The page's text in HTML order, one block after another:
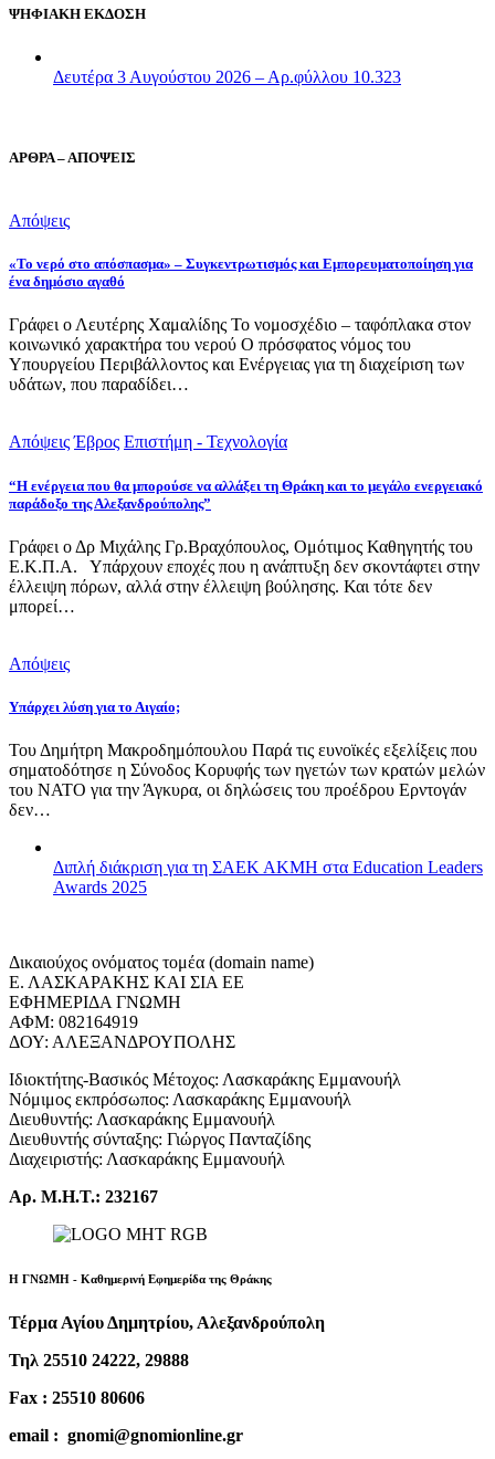
ΨΗΦΙΑΚΗ ΕΚΔΟΣΗ
Δευτέρα 3 Αυγούστου 2026 – Αρ.φύλλου 10.323
ΑΡΘΡΑ – ΑΠΟΨΕΙΣ
Απόψεις
«Το νερό στο απόσπασμα» – Συγκεντρωτισμός και Εμπορευματοποίηση για
ένα δημόσιο αγαθό
Γράφει ο Λευτέρης Χαμαλίδης Το νομοσχέδιο – ταφόπλακα στον
κοινωνικό χαρακτήρα του νερού Ο πρόσφατος νόμος του
Υπουργείου Περιβάλλοντος και Ενέργειας για τη διαχείριση των
υδάτων, που παραδίδει…
Απόψεις Έβρος Επιστήμη - Τεχνολογία
“Η ενέργεια που θα μπορούσε να αλλάξει τη Θράκη και το μεγάλο ενεργειακό
παράδοξο της Αλεξανδρούπολης”
Γράφει ο Δρ Μιχάλης Γρ.Βραχόπουλος, Ομότιμος Καθηγητής του
Ε.Κ.Π.Α. Υπάρχουν εποχές που η ανάπτυξη δεν σκοντάφτει στην
έλλειψη πόρων, αλλά στην έλλειψη βούλησης. Και τότε δεν
μπορεί…
Απόψεις
Υπάρχει λύση για το Αιγαίο;
Του Δημήτρη Μακροδημόπουλου Παρά τις ευνοϊκές εξελίξεις που
σηματοδότησε η Σύνοδος Κορυφής των ηγετών των κρατών μελών
του ΝΑΤΟ για την Άγκυρα, οι δηλώσεις του προέδρου Ερντογάν
δεν…
Διπλή διάκριση για τη ΣΑΕΚ ΑΚΜΗ στα Education Leaders
Awards 2025
Δικαιούχος ονόματος τομέα (domain name)
Ε. ΛΑΣΚΑΡΑΚΗΣ ΚΑΙ ΣΙΑ ΕΕ
ΕΦΗΜΕΡΙΔΑ ΓΝΩΜΗ
ΑΦΜ: 082164919
ΔΟΥ: ΑΛΕΞΑΝΔΡΟΥΠΟΛΗΣ
Ιδιοκτήτης-Βασικός Μέτοχος: Λασκαράκης Εμμανουήλ
Νόμιμος εκπρόσωπος: Λασκαράκης Εμμανουήλ
Διευθυντής: Λασκαράκης Εμμανουήλ
Διευθυντής σύνταξης: Γιώργος Πανταζίδης
Διαχειριστής: Λασκαράκης Εμμανουήλ
Αρ. Μ.Η.Τ.: 232167
Η ΓΝΩΜΗ - Καθημερινή Εφημερίδα της Θράκης
Τέρμα Αγίου Δημητρίου, Αλεξανδρούπολη
Τηλ 25510 24222, 29888
Fax : 25510 80606
email : gnomi@gnomionline.gr